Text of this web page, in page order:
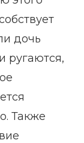
дочь
ругаются,
Также